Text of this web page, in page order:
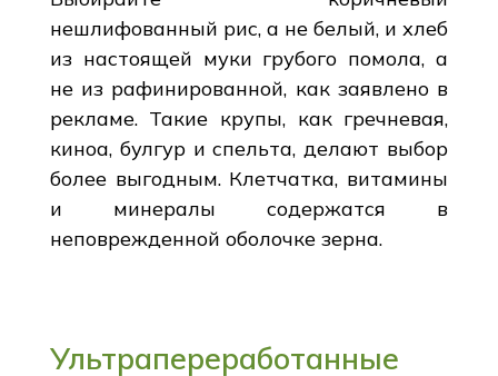
нешлифованный рис, а не белый, и хлеб
из настоящей муки грубого помола, а
не из рафинированной, как заявлено в
рекламе. Такие крупы, как гречневая,
киноа, булгур и спельта, делают выбор
более выгодным. Клетчатка, витамины
и минералы содержатся в
неповрежденной оболочке зерна.
Ультрапереработанные